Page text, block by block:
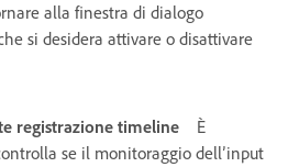
alla finestra di dialogo
si desidera attivare o disattivare
registrazione timeline
È
se il monitoraggio dell’input